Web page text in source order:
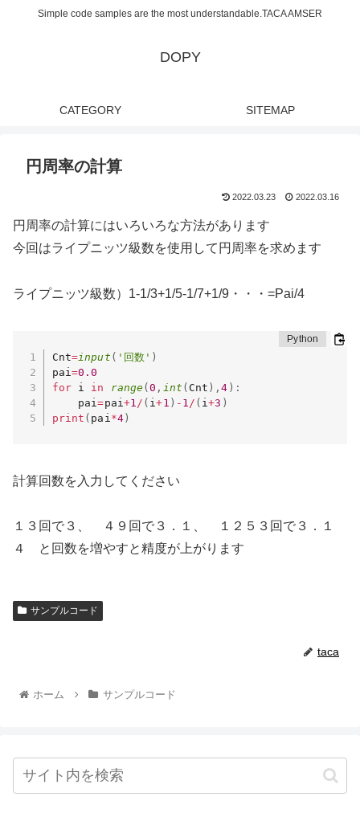
Simple code samples are the most understandable.TACA AMSER
DOPY
CATEGORY SITEMAP
円周率の計算
2022.03.23 2022.03.16
円周率の計算にはいろいろな方法があります
今回はライプニッツ級数を使用して円周率を求めます
ライプニッツ級数）1-1/3+1/5-1/7+1/9・・・=Pai/4
Cnt=input ( '回数' )
pai=0.0
for i in range(0 , int ( Cnt ) ,4 ) :
    pai
=pai +1 / ( i+1 ) - 1 / ( i+3 )
print ( pai *4)
計算回数を入力してください
１３回で３、 ４９回で３．１、 １２５３回で３．１
４ と回数を増やすと精度が上がります
サンプルコード
taca
ホーム サンプルコード